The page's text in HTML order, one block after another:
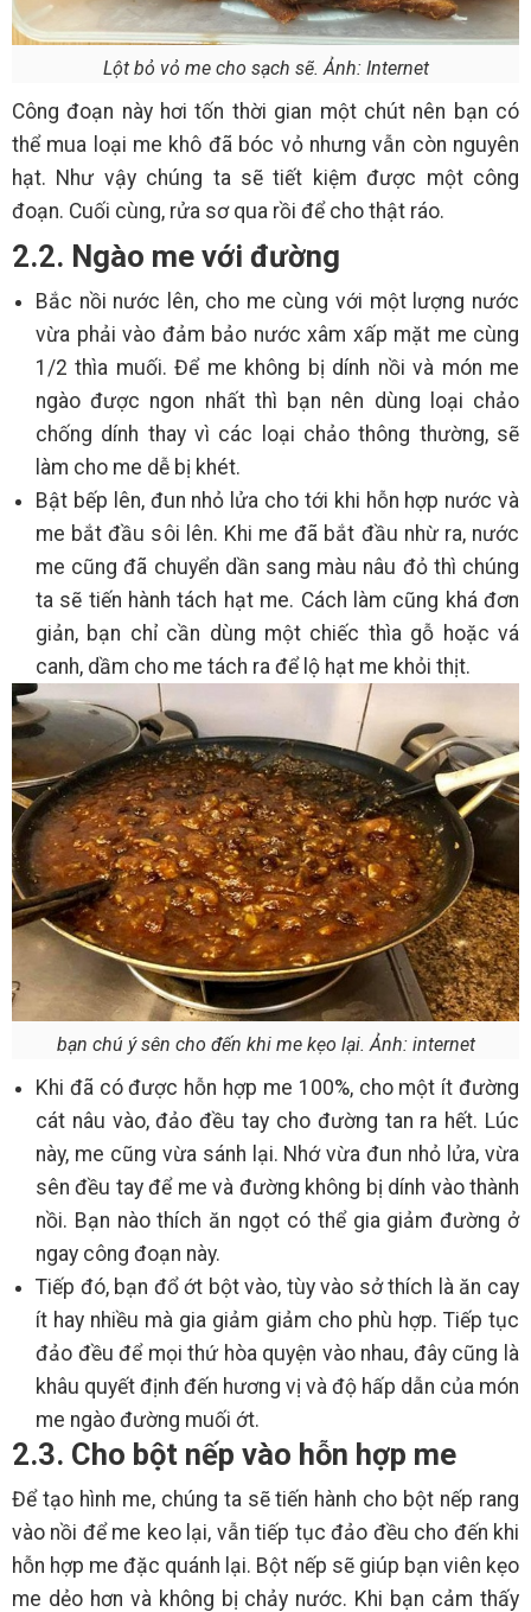
Lột bỏ vỏ me cho sạch sẽ. Ảnh: Internet
Công đoạn này hơi tốn thời gian một chút nên bạn có
thể mua loại me khô đã bóc vỏ nhưng vẫn còn nguyên
hạt. Như vậy chúng ta sẽ tiết kiệm được một công
đoạn. Cuối cùng, rửa sơ qua rồi để cho thật ráo.
2.2. Ngào me với đường
Bắc nồi nước lên, cho me cùng với một lượng nước
vừa phải vào đảm bảo nước xâm xấp mặt me cùng
1/2 thìa muối. Để me không bị dính nồi và món me
ngào được ngon nhất thì bạn nên dùng loại chảo
chống dính thay vì các loại chảo thông thường, sẽ
làm cho me dễ bị khét.
Bật bếp lên, đun nhỏ lửa cho tới khi hỗn hợp nước và
me bắt đầu sôi lên. Khi me đã bắt đầu nhừ ra, nước
me cũng đã chuyển dần sang màu nâu đỏ thì chúng
ta sẽ tiến hành tách hạt me. Cách làm cũng khá đơn
giản, bạn chỉ cần dùng một chiếc thìa gỗ hoặc vá
canh, dầm cho me tách ra để lộ hạt me khỏi thịt.
bạn chú ý sên cho đến khi me kẹo lại. Ảnh: internet
Khi đã có được hỗn hợp me 100%, cho một ít đường
cát nâu vào, đảo đều tay cho đường tan ra hết. Lúc
này, me cũng vừa sánh lại. Nhớ vừa đun nhỏ lửa, vừa
sên đều tay để me và đường không bị dính vào thành
nồi. Bạn nào thích ăn ngọt có thể gia giảm đường ở
ngay công đoạn này.
Tiếp đó, bạn đổ ớt bột vào, tùy vào sở thích là ăn cay
ít hay nhiều mà gia giảm giảm cho phù hợp. Tiếp tục
đảo đều để mọi thứ hòa quyện vào nhau, đây cũng là
khâu quyết định đến hương vị và độ hấp dẫn của món
me ngào đường muối ớt.
2.3. Cho bột nếp vào hỗn hợp me
Để tạo hình me, chúng ta sẽ tiến hành cho bột nếp rang
vào nồi để me keo lại, vẫn tiếp tục đảo đều cho đến khi
hỗn hợp me đặc quánh lại. Bột nếp sẽ giúp bạn viên kẹo
me dẻo hơn và không bị chảy nước. Khi bạn cảm thấy